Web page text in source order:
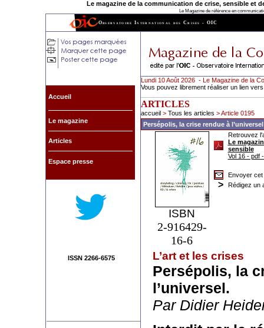
Le magazine de la communication de crise, sensible et
Le Magazine de référence en
Observatoire International des Crises - OIC
Accueil
Le magazine
Articles
Espace presse
ISSN 2266-6575
Lundi 10 Août 2026 - Le Magazine de la
Vous pouvez librement réaliser un lien
ARTICLES
accueil> Tous les articles > Article 0195
Persépolis, la crise rendue à l’universel
ISBN
2-916429-
16-6
Retrouvez
Le
sensible
Vol 16 - pdf
Envoyer cet
> Rédigez un
L’art et les crises
Persépolis, la
l’universel.
Par Didier